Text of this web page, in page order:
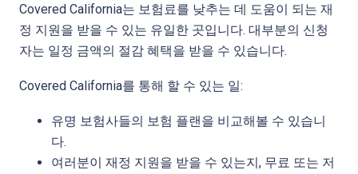
Covered California는 보험료를 낮추는 데 도움이 되는 재
정 지원을 받을 수 있는 유일한 곳입니다. 대부분의 신청
자는 일정 금액의 절감 혜택을 받을 수 있습니다.
Covered California를 통해 할 수 있는 일:
유명 보험사들의 보험 플랜을 비교해볼 수 있습니
다.
여러분이 재정 지원을 받을 수 있는지, 무료 또는 저